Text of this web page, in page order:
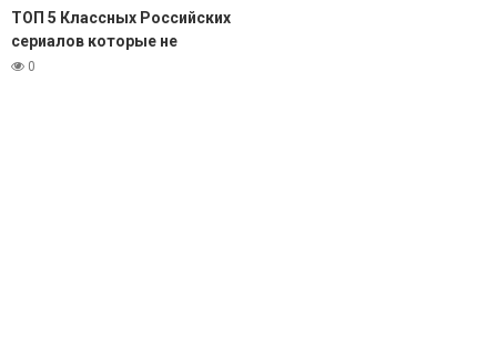
ТОП 5 Классных Российских
сериалов которые не
уступают зарубежным
0